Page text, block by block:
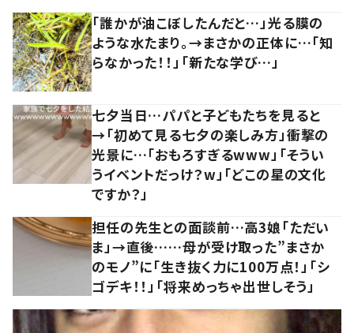
「誰かが油こぼしたんだと…」光る膜の
ような水たまり。→まさかの正体に…「知
らなかった！！」「新たな学び…」
七夕当日…パパと子どもたちを見ると
→「初めて見る七夕の楽しみ方」衝撃の
光景に…「おもろすぎるwww」「そうい
うイベントだっけ？w」「どこの星の文化
ですか？」
担任の先生との面談前…高3娘「ただい
ま」→直後……母が受け取った”まさか
のモノ”に「生き抜く力に100万点！」「シ
ゴデキ！！」「将来めっちゃ出世しそう」